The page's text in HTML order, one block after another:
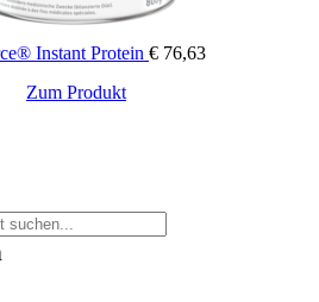
Instant Protein € 76,63
Zum Produkt